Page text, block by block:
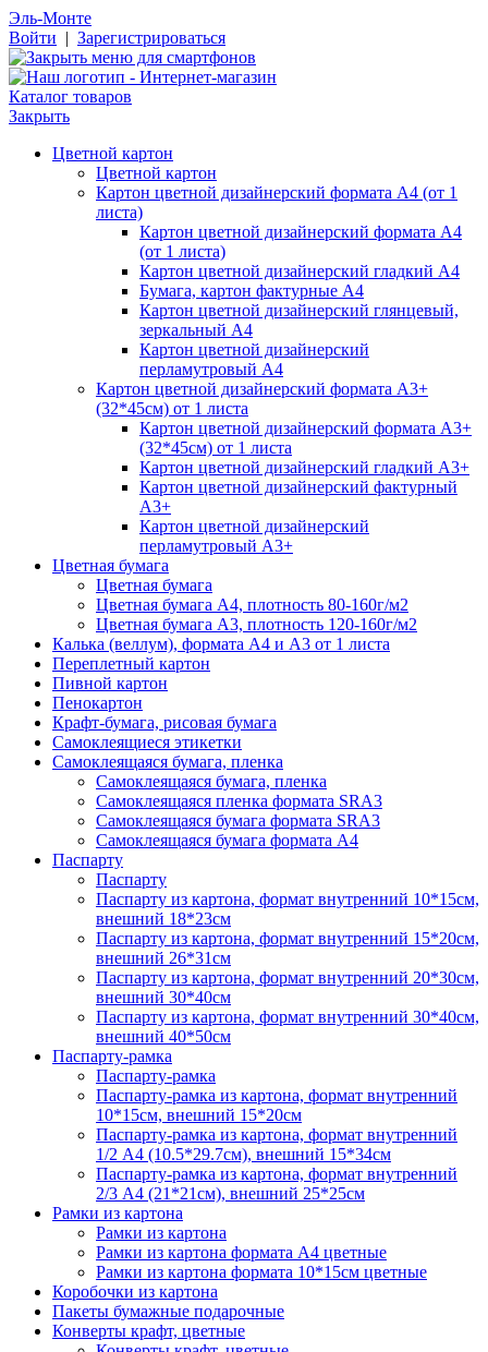
Эль-Монте
Войти | Зарегистрироваться
Каталог товаров
Закрыть
Цветной картон
Цветной картон
Картон цветной дизайнерский формата А4 (от 1
листа)
Картон цветной дизайнерский формата А4
(от 1 листа)
Картон цветной дизайнерский гладкий А4
Бумага, картон фактурные А4
Картон цветной дизайнерский глянцевый,
зеркальный А4
Картон цветной дизайнерский
перламутровый А4
Картон цветной дизайнерский формата А3+
(32*45см) от 1 листа
Картон цветной дизайнерский формата А3+
(32*45см) от 1 листа
Картон цветной дизайнерский гладкий А3+
Картон цветной дизайнерский фактурный
А3+
Картон цветной дизайнерский
перламутровый А3+
Цветная бумага
Цветная бумага
Цветная бумага А4, плотность 80-160г/м2
Цветная бумага А3, плотность 120-160г/м2
Калька (веллум), формата А4 и А3 от 1 листа
Переплетный картон
Пивной картон
Пенокартон
Крафт-бумага, рисовая бумага
Самоклеящиеся этикетки
Самоклеящаяся бумага, пленка
Самоклеящаяся бумага, пленка
Самоклеящаяся пленка формата SRА3
Самоклеящаяся бумага формата SRА3
Самоклеящаяся бумага формата А4
Паспарту
Паспарту
Паспарту из картона, формат внутренний 10*15см,
внешний 18*23см
Паспарту из картона, формат внутренний 15*20см,
внешний 26*31см
Паспарту из картона, формат внутренний 20*30см,
внешний 30*40см
Паспарту из картона, формат внутренний 30*40см,
внешний 40*50см
Паспарту-рамка
Паспарту-рамка
Паспарту-рамка из картона, формат внутренний
10*15см, внешний 15*20см
Паспарту-рамка из картона, формат внутренний
1/2 А4 (10.5*29.7см), внешний 15*34см
Паспарту-рамка из картона, формат внутренний
2/3 А4 (21*21см), внешний 25*25см
Рамки из картона
Рамки из картона
Рамки из картона формата А4 цветные
Рамки из картона формата 10*15см цветные
Коробочки из картона
Пакеты бумажные подарочные
Конверты крафт, цветные